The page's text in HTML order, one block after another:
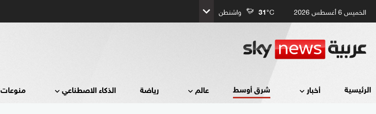
الخميس 6 أغسطس 2026 31°C واشنطن
الرئيسية أخبار شرق أوسط عالم رياضة الذكاء الاصطناعي منوعات